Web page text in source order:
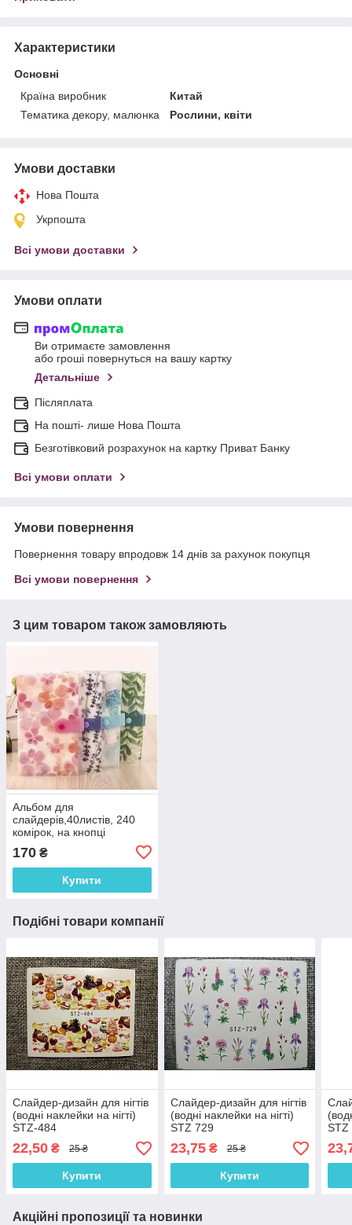
Характеристики
Основні
Країна виробник
Китай
Тематика декору, малюнка
Рослини, квіти
Умови доставки
Нова Пошта
Укрпошта
Всі умови доставки
Умови оплати
Ви отримаєте замовлення
або гроші повернуться на вашу картку
Детальніше
Післяплата
На пошті- лише Нова Пошта
Безготівковий розрахунок на картку Приват Банку
Всі умови оплати
Умови повернення
Повернення товару впродовж 14 днів за рахунок покупця
Всі умови повернення
З цим товаром також замовляють
Альбом для
слайдерів,40листів, 240
комірок, на кнопці
170 ₴
Купити
Подібні товари компанії
Слайдер-дизайн для нігтів
(водні наклейки на нігті)
STZ-484
22,50 ₴ 25 ₴
Купити
Слайдер-дизайн для нігтів
(водні наклейки на нігті)
STZ 729
23,75₴ 25 ₴
Купити
STZ
Акційні пропозиції та новинки